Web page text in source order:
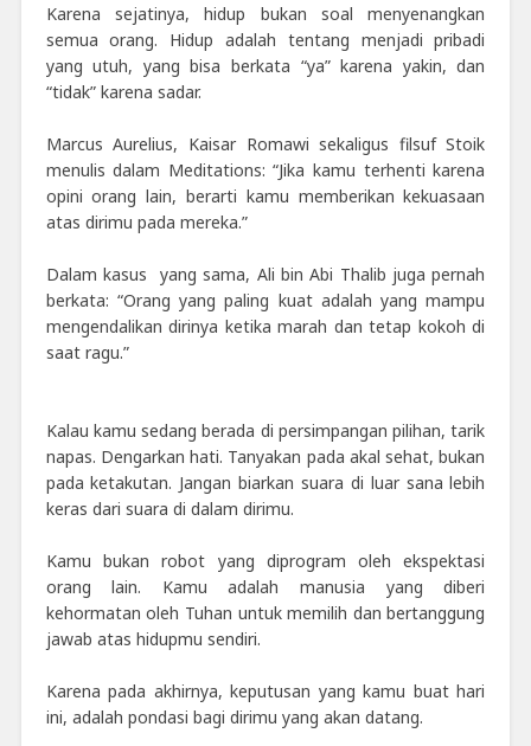
Karena sejatinya, hidup bukan soal menyenangkan
semua orang. Hidup adalah tentang menjadi pribadi
yang utuh, yang bisa berkata “ya” karena yakin, dan
“tidak” karena sadar.
Marcus Aurelius, Kaisar Romawi sekaligus filsuf Stoik
menulis dalam Meditations: “Jika kamu terhenti karena
opini orang lain, berarti kamu memberikan kekuasaan
atas dirimu pada mereka.”
Dalam kasus yang sama, Ali bin Abi Thalib juga pernah
berkata: “Orang yang paling kuat adalah yang mampu
mengendalikan dirinya ketika marah dan tetap kokoh di
saat ragu.”
Kalau kamu sedang berada di persimpangan pilihan, tarik
napas. Dengarkan hati. Tanyakan pada akal sehat, bukan
pada ketakutan. Jangan biarkan suara di luar sana lebih
keras dari suara di dalam dirimu.
Kamu bukan robot yang diprogram oleh ekspektasi
orang lain. Kamu adalah manusia yang diberi
kehormatan oleh Tuhan untuk memilih dan bertanggung
jawab atas hidupmu sendiri.
Karena pada akhirnya, keputusan yang kamu buat hari
ini, adalah pondasi bagi dirimu yang akan datang.